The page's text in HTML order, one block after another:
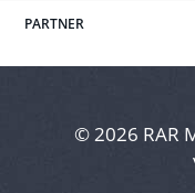
PARTNER
© 2026 RAR